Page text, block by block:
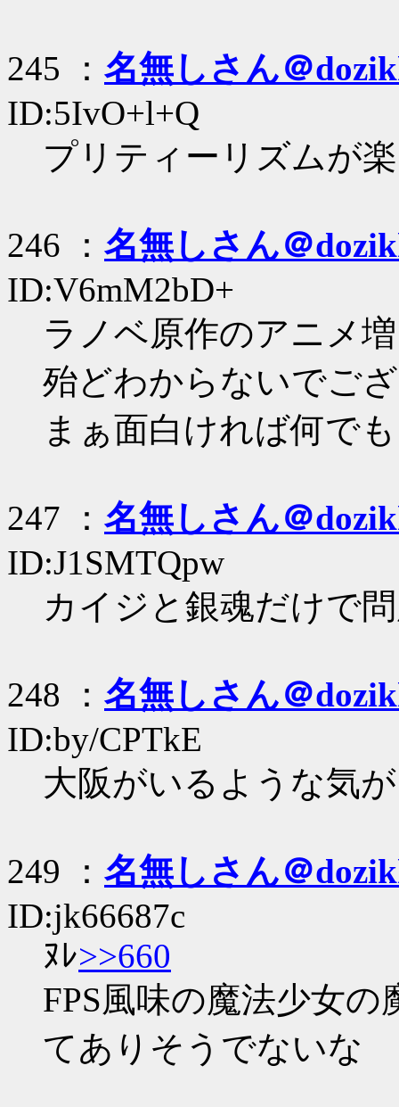
245 ： 名無しさん＠
ID:5IvO+l+Q
プリティーリズムが
246 ： 名無しさん＠
ID:V6mM2bD+
ラノベ原作のアニメ
殆どわからないでご
まぁ面白ければ何で
247 ： 名無しさん＠
ID:J1SMTQpw
カイジと銀魂だけで
248 ： 名無しさん＠
ID:by/CPTkE
大阪がいるような気
249 ： 名無しさん＠
ID:jk66687c
ﾇﾚ>>660
FPS風味の魔法少女
てありそうでないな